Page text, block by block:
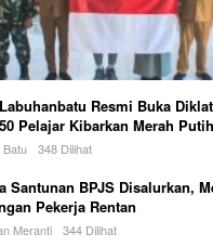
Resmi Buka
Pelajar Kibarkan Merah
Batu 348 Dilihat
Santunan BPJS Disalurkan,
Pekerja Rentan
Meranti 344 Dilihat